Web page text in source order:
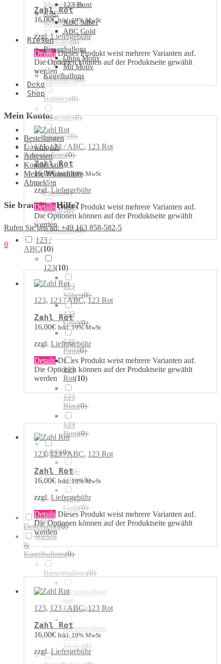
123 Bunt
ABC
ABC Silber
ABC Gold
Riesen
Riesenballons
Ohne Motiv
Mit Motiv
Kugelballons
Deko
Shop
Mein Konto:
Bestellungen
Downloads
Adressen
Kontodetails
Meine Wunschliste
Abmelden
Sie brauchen Hilfe?
Rufen Sie uns an: +49 163 858-582-5
0
Zahl Rot
16,00€ Inkl. 19% MwSt
zzgl.Liefergebühr
Details Dieses Produkt weist mehrere Varianten auf.
Die Optionen können auf der Produktseite gewählt
werden
123,123 / ABC, 123 Rot
Zahl Rot
16,00€ Inkl. 19% MwSt
zzgl.Liefergebühr
Details Dieses Produkt weist mehrere Varianten auf.
Die Optionen können auf der Produktseite gewählt
werden
123, 123 / ABC,123 Rot
Zahl Rot
16,00€ Inkl. 19% MwSt
zzgl. Liefergebühr
Details Dieses Produkt weist mehrere Varianten auf.
Die Optionen können auf der Produktseite gewählt
werden
123,123 / ABC, 123 Rot
Zahl Rot
16,00€ Inkl. 19% MwSt
zzgl. Liefergebühr
Details Dieses Produkt weist mehrere Varianten auf.
Die Optionen können auf der Produktseite gewählt
werden
123, 123 / ABC,123 Rot
Zahl Rot
16,00€ Inkl. 19% MwSt
zzgl.Liefergebühr
Muttertag(0)
Weihnachten(0)
Silvester(0)
Sport(0)
Airwalker(0)
Bubbles(0)
Singende(0)
Smileys(0)
Folienballons(0)
Herzen(0)
Sterne(0)
Runde(0)
Airwalker(0)
123 /
ABC(10)
123(10)
123
Silber(0)
123
Gold(0)
123
Pink(0)
123
Rot(10)
123
Blau(0)
123
Bunt(0)
ABC(0)
ABC
Silber(0)
ABC
Gold(0)
Event
Dekoration(0)
Riesen
&
Kugelballons(0)
Riesenballons(0)
Riesenballons
mit
Motiv(0)
Riesenballons
ohne
Motiv(0)